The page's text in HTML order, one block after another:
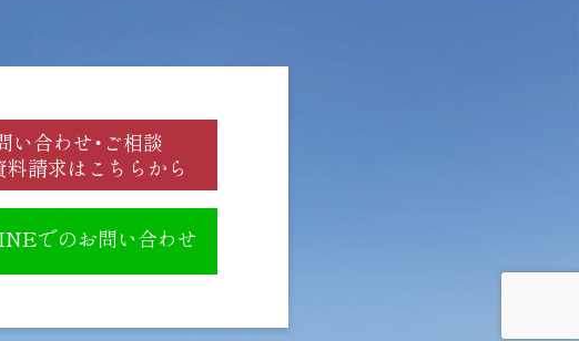
い合わせ・ご相談
料請求はこちらから
でのお問い合わせ